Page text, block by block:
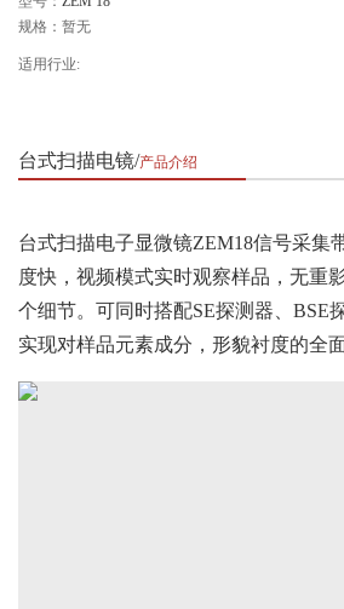
规格：暂无
适用行业:
台式扫描电镜 产品介绍
台式扫描电子显微镜ZEM18信号采集
度快，视频模式实时观察样品，无重
个细节。可同时搭配SE探测器、BSE
实现对样品元素成分，形貌衬度的全面